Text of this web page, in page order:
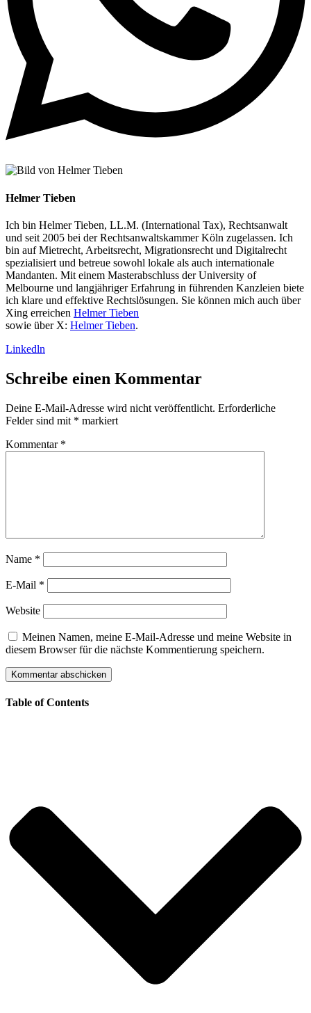
Helmer Tieben
Ich bin Helmer Tieben, LL.M. (International Tax), Rechtsanwalt
und seit 2005 bei der Rechtsanwaltskammer Köln zugelassen. Ich
bin auf Mietrecht, Arbeitsrecht, Migrationsrecht und Digitalrecht
spezialisiert und betreue sowohl lokale als auch internationale
Mandanten. Mit einem Masterabschluss der University of
Melbourne und langjähriger Erfahrung in führenden Kanzleien biete
ich klare und effektive Rechtslösungen. Sie können mich auch über
Xing erreichen Helmer Tieben
sowie über X: Helmer Tieben.
Linkedln
Schreibe einen Kommentar
Deine E-Mail-Adresse wird nicht veröffentlicht. Erforderliche
Felder sind mit * markiert
Kommentar *
Name *
E-Mail *
Website
Meinen Namen, meine E-Mail-Adresse und meine Website in
diesem Browser für die nächste Kommentierung speichern.
Table of Contents